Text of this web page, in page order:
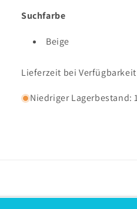
Suchfarbe
Beige
Lieferzeit bei Verfügbarkeit
Niedriger Lagerbestand: